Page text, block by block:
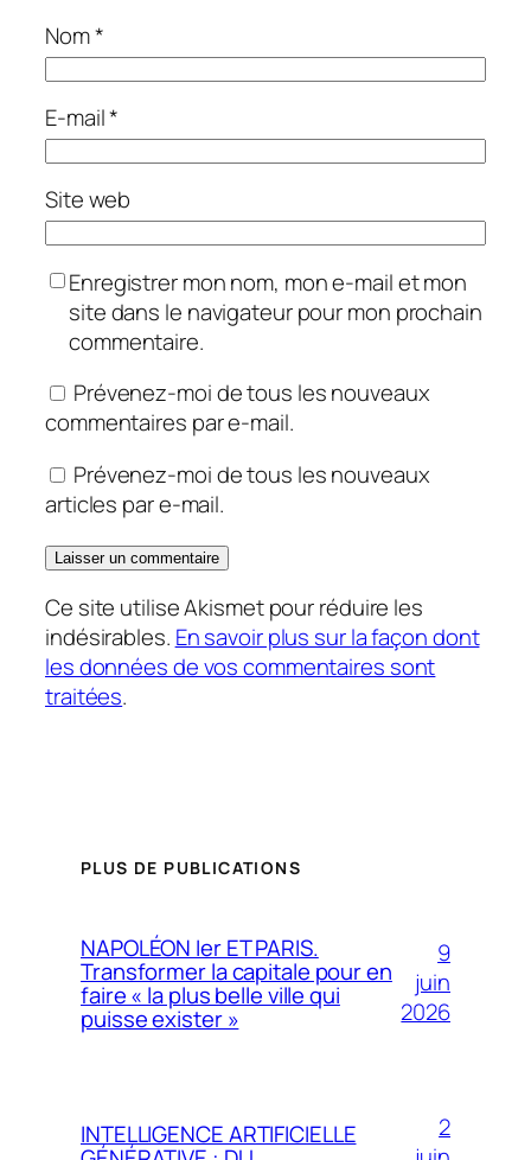
Nom*
E-mail*
Site web
Enregistrer mon nom, mon e-mail et mon
site dans le navigateur pour mon prochain
commentaire.
Prévenez-moi de tous les nouveaux
commentaires par e-mail.
Prévenez-moi de tous les nouveaux
articles par e-mail.
Ce site utilise Akismet pour réduire les
indésirables. En savoir plus sur la façon dont
les données de vos commentaires sont
traitées.
PLUS DE PUBLICATIONS
NAPOLÉON Ier ET PARIS.
Transformer la capitale pour en
faire « la plus belle ville qui
puisse exister »
9
juin
2026
INTELLIGENCE ARTIFICIELLE
2